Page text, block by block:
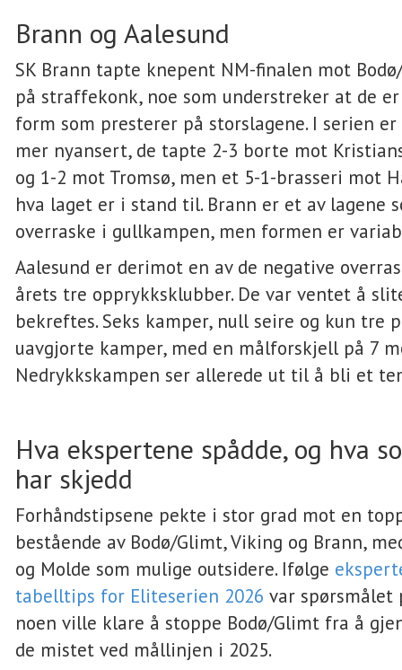
Brann og Aalesund
SK Brann tapte knepent NM-finalen mot
på straffekonk, noe som understreker at de
form som presterer på storslagene. I serien
mer nyansert, de tapte 2-3 borte mot
og 1-2 mot Tromsø, men et 5-1-brasseri mot
hva laget er i stand til. Brann er et av lagene
overraske i gullkampen, men formen er
Aalesund er derimot en av de negative
årets tre opprykksklubber. De var ventet å
bekreftes. Seks kamper, null seire og kun tre
uavgjorte kamper, med en målforskjell på 7
Nedrykkskampen ser allerede ut til å bli et
Hva ekspertene spådde, og hva
har skjedd
Forhåndstipsene pekte i stor grad mot en
bestående av Bodø/Glimt, Viking og Brann,
og Molde som mulige outsidere. Ifølge
tabelltips for Eliteserien 2026 var
noen ville klare å stoppe Bodø/Glimt fra å
de mistet ved mållinjen i 2025.